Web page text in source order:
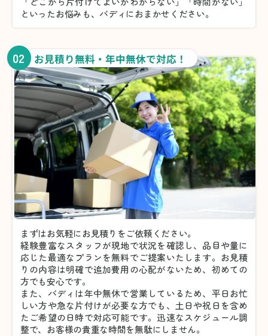
といったお悩みも、バディにおまかせください。
02 お見積り無料・年中無休で対応！
まずはお気軽にお見積りをご依頼ください。
経験豊富なスタッフが現地で状況を確認し、品目や量に
応じた最適なプランを無料でご提案いたします。お見積
りの内容は明確で追加費用の心配がないため、初めての
方でも安心です。
また、バディは年中無休で営業しているため、平日お忙
しい方や急な片付けが必要な方でも、土日や祝日を含め
たご希望の日時で対応可能です。迅速なスケジュール調
整で、お客様の貴重な時間を無駄にしません。